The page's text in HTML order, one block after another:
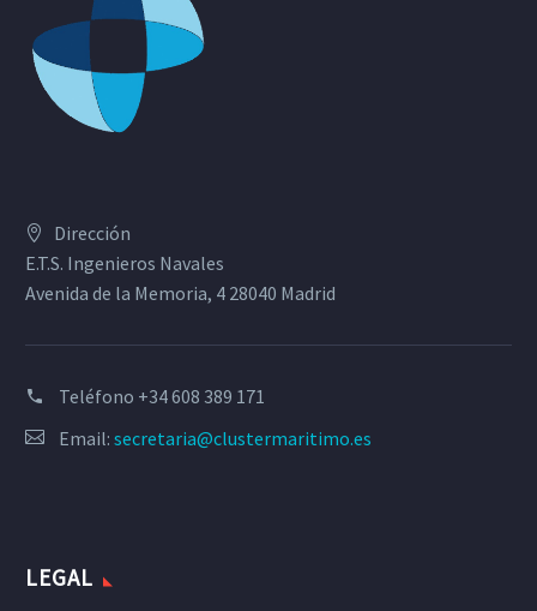
Dirección
E.T.S. Ingenieros Navales
Avenida de la Memoria, 4 28040 Madrid
Teléfono +34 608 389 171
Email: secretaria@clustermaritimo.es
LEGAL